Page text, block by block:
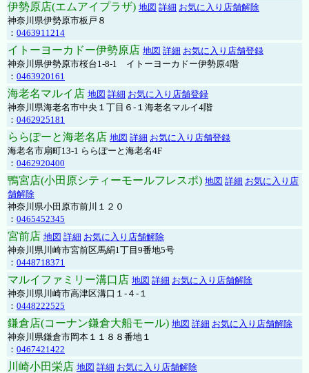
伊勢原店(エムアイプラザ) 地図 詳細 お気に入り店舗解除
神奈川県伊勢原市板戸８
： 0463911214
イトーヨーカドー伊勢原店 地図 詳細 お気に入り店舗登録
神奈川県伊勢原市桜台1-8-1 イトーヨーカドー伊勢原4階
： 0463920161
海老名マルイ店 地図 詳細 お気に入り店舗登録
神奈川県海老名市中央１丁目６-１海老名マルイ4階
： 0462925181
ららぽーと海老名店 地図 詳細 お気に入り店舗登録
海老名市扇町13-1 ららぽーと海老名4F
： 0462920400
鴨宮店(小田原シティーモールフレスポ) 地図 詳細 お気に入り店
舗解除
神奈川県小田原市前川１２０
： 0465452345
宮前店 地図 詳細 お気に入り店舗解除
神奈川県川崎市宮前区馬絹1丁目9番地5号
： 0448718371
マルイファミリー溝口店 地図 詳細 お気に入り店舗解除
神奈川県川崎市高津区溝口１-４-１
： 0448222525
鎌倉店(コーナン鎌倉大船モール) 地図 詳細 お気に入り店舗解除
神奈川県鎌倉市岡本１１８８番地１
： 0467421422
川崎小田栄店 地図 詳細 お気に入り店舗解除